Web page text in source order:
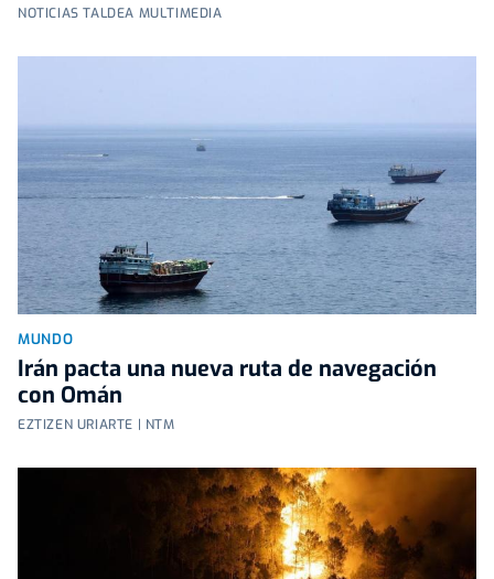
NOTICIAS TALDEA MULTIMEDIA
MUNDO
Irán pacta una nueva ruta de navegación
con Omán
EZTIZEN URIARTE | NTM